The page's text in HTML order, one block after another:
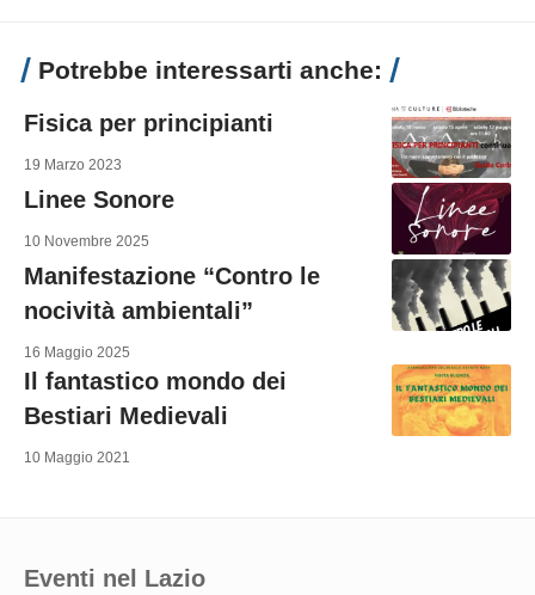
Potrebbe interessarti anche:
Fisica per principianti
19 Marzo 2023
Linee Sonore
10 Novembre 2025
Manifestazione “Contro le
nocività ambientali”
16 Maggio 2025
Il fantastico mondo dei
Bestiari Medievali
10 Maggio 2021
Eventi nel Lazio